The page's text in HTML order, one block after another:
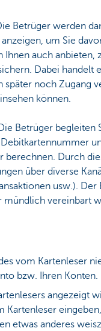
Betrüger werden
um Sie
Ihnen auch
Dabei handelt
später noch Zugang
können.
Betrüger begleiten
berechnen. Durch
über diverse
usw.).
mündlich vereinbart
vom Kartenleser
bzw. Ihren Konten.
angezeigt
Kartenleser
etwas anderes